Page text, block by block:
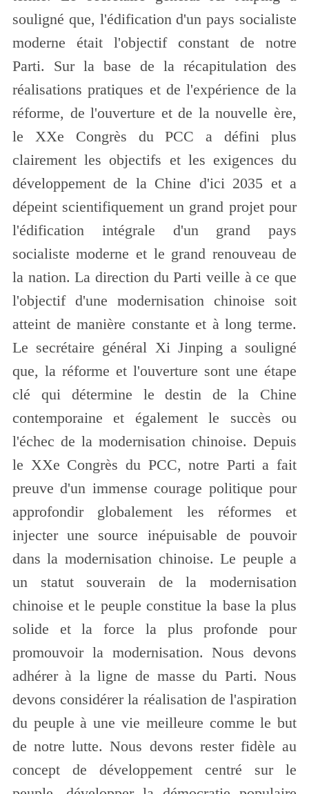
souligné que, l'édification d'un pays socialiste
moderne était l'objectif constant de notre
Parti. Sur la base de la récapitulation des
réalisations pratiques et de l'expérience de la
réforme, de l'ouverture et de la nouvelle ère,
le XXe Congrès du PCC a défini plus
clairement les objectifs et les exigences du
développement de la Chine d'ici 2035 et a
dépeint scientifiquement un grand projet pour
l'édification intégrale d'un grand pays
socialiste moderne et le grand renouveau de
la nation. La direction du Parti veille à ce que
l'objectif d'une modernisation chinoise soit
atteint de manière constante et à long terme.
Le secrétaire général Xi Jinping a souligné
que, la réforme et l'ouverture sont une étape
clé qui détermine le destin de la Chine
contemporaine et également le succès ou
l'échec de la modernisation chinoise. Depuis
le XXe Congrès du PCC, notre Parti a fait
preuve d'un immense courage politique pour
approfondir globalement les réformes et
injecter une source inépuisable de pouvoir
dans la modernisation chinoise. Le peuple a
un statut souverain de la modernisation
chinoise et le peuple constitue la base la plus
solide et la force la plus profonde pour
promouvoir la modernisation. Nous devons
adhérer à la ligne de masse du Parti. Nous
devons considérer la réalisation de l'aspiration
du peuple à une vie meilleure comme le but
de notre lutte. Nous devons rester fidèle au
concept de développement centré sur le